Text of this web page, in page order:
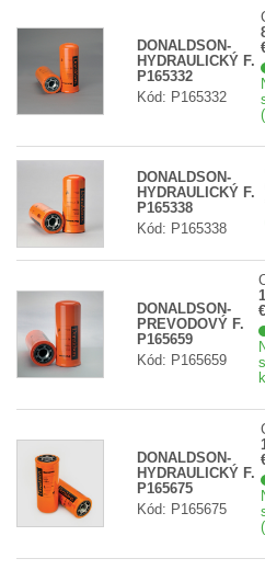
DONALDSON-
HYDRAULICKÝ F.
P165332
Kód: P165332
DONALDSON-
HYDRAULICKÝ F.
P165338
Kód: P165338
DONALDSON-
PREVODOVÝ F.
P165659
Kód: P165659
DONALDSON-
HYDRAULICKÝ F.
P165675
Kód: P165675